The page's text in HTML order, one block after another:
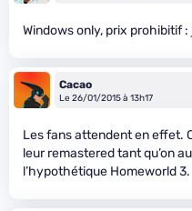
Windows only, prix prohibitif
Cacao
Le 26/01/2015 à 13h17
Les fans attendent en effet.
leur remastered tant qu’on
l’hypothétique Homeworld 3.